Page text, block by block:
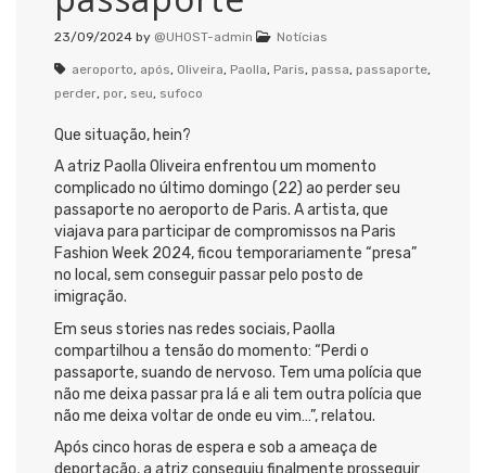
23/09/2024 by @UHOST-admin Notícias
aeroporto, após, Oliveira, Paolla, Paris, passa, passaporte,
perder, por, seu, sufoco
Que situação, hein?
A atriz Paolla Oliveira enfrentou um momento
complicado no último domingo (22) ao perder seu
passaporte no aeroporto de Paris. A artista, que
viajava para participar de compromissos na Paris
Fashion Week 2024, ficou temporariamente “presa”
no local, sem conseguir passar pelo posto de
imigração.
Em seus stories nas redes sociais, Paolla
compartilhou a tensão do momento: “Perdi o
passaporte, suando de nervoso. Tem uma polícia que
não me deixa passar pra lá e ali tem outra polícia que
não me deixa voltar de onde eu vim…”, relatou.
Após cinco horas de espera e sob a ameaça de
deportação, a atriz conseguiu finalmente prosseguir